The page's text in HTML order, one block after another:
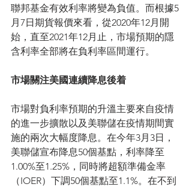
聯邦基金有效利率將變為負值。而根據5
月7日期貨報價來看，從2020年12月開
始，直至2021年12月止，市場預期的隱
含利率全部將在負利率區間運行。
市場關注美國連續降息後着
市場對負利率預期的升溫主要來自疫情
的進一步擴散以及美聯儲在疫情期間實
施的兩次大幅度降息。在今年3月3日，
美聯儲宣布降息50個基點，利率降至
1.00%至1.25%，同時將超額準備金率
（IOER）下調50個基點至1.1%。在不到